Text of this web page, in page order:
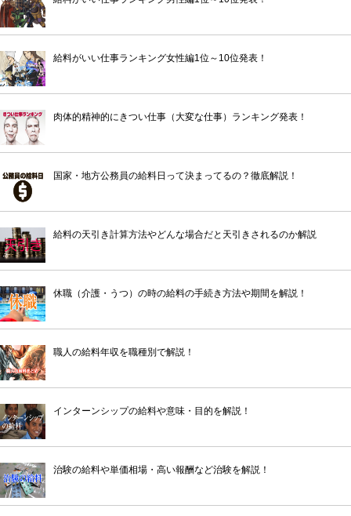
給料がいい仕事ランキング女性編1位～10位発表！
肉体的精神的にきつい仕事（大変な仕事）ランキング発表！
国家・地方公務員の給料日って決まってるの？徹底解説！
給料の天引き計算方法やどんな場合だと天引きされるのか解説
休職（介護・うつ）の時の給料の手続き方法や期間を解説！
職人の給料年収を職種別で解説！
インターンシップの給料や意味・目的を解説！
治験の給料や単価相場・高い報酬など治験を解説！